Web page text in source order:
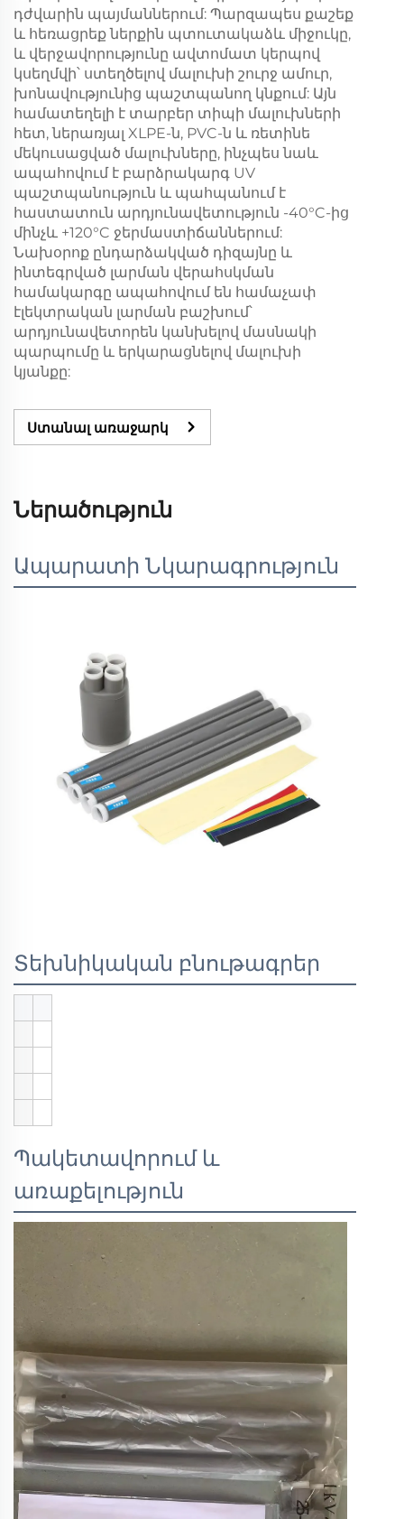
դժվարին պայմաններում: Պարզապես քաշեք
և հեռացրեք ներքին պտուտակաձև միջուկը,
և վերջավորությունը ավտոմատ կերպով
կսեղմվի՝ ստեղծելով մալուխի շուրջ ամուր,
խոնավությունից պաշտպանող կնքում: Այն
համատեղելի է տարբեր տիպի մալուխների
հետ, ներառյալ XLPE-ն, PVC-ն և ռետինե
մեկուսացված մալուխները, ինչպես նաև
ապահովում է բարձրակարգ UV
պաշտպանություն և պահպանում է
հաստատուն արդյունավետություն -40°C-ից
մինչև +120°C ջերմաստիճաններում:
Նախօրոք ընդարձակված դիզայնը և
ինտեգրված լարման վերահսկման
համակարգը ապահովում են համաչափ
էլեկտրական լարման բաշխում՝
արդյունավետորեն կանխելով մասնակի
պարպումը և երկարացնելով մալուխի
կյանքը:
Ստանալ առաջարկ
Ներածություն
Ապարատի Նկարագրություն
Տեխնիկական բնութագրեր
Պակետավորում և
առաքելություն